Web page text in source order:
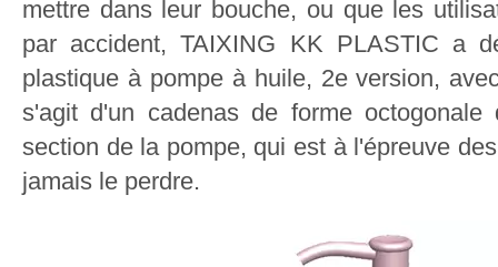
mettre dans leur bouche, ou que les
par accident, TAIXING KK PLASTIC a
plastique à pompe à huile, 2e version,
s'agit d'un cadenas de forme
section de la pompe, qui est à l'épreuve
jamais le perdre.